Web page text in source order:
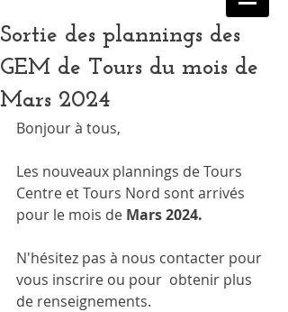
Sortie des plannings des
GEM de Tours du mois de
Mars 2024
Bonjour à tous,
Les nouveaux plannings de Tours
Centre et Tours Nord sont arrivés
pour le mois de Mars 2024.
N'hésitez pas à nous contacter pour
vous inscrire ou pour  obtenir plus
de renseignements.